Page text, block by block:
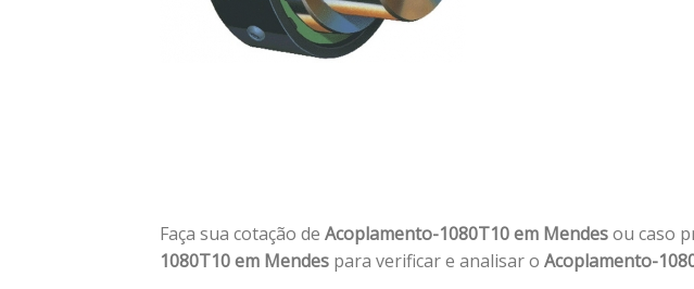
Faça sua cotação de Acoplamento-1080T10 em Mendesou caso
1080T10 em Mendes para verificar e analisar o Acoplamento-